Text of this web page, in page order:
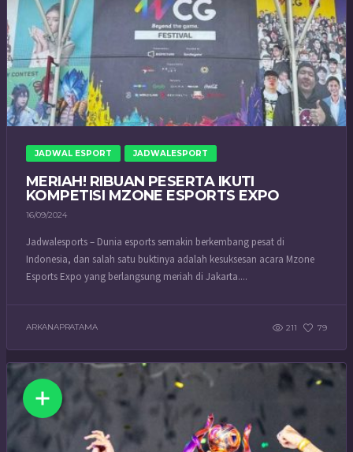
JADWAL ESPORT JADWALESPORT
MERIAH! RIBUAN PESERTA IKUTI
KOMPETISI MZONE ESPORTS EXPO
16/09/2024
Jadwalesports – Dunia esports semakin berkembang pesat di
Indonesia, dan salah satu buktinya adalah kesuksesan acara Mzone
Esports Expo yang berlangsung meriah di Jakarta....
ARKANAPRATAMA 211 79